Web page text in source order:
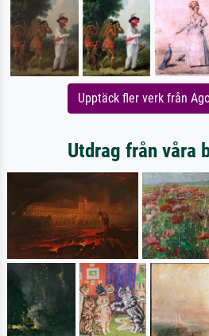
Upptäck fler verk från
Utdrag från våra